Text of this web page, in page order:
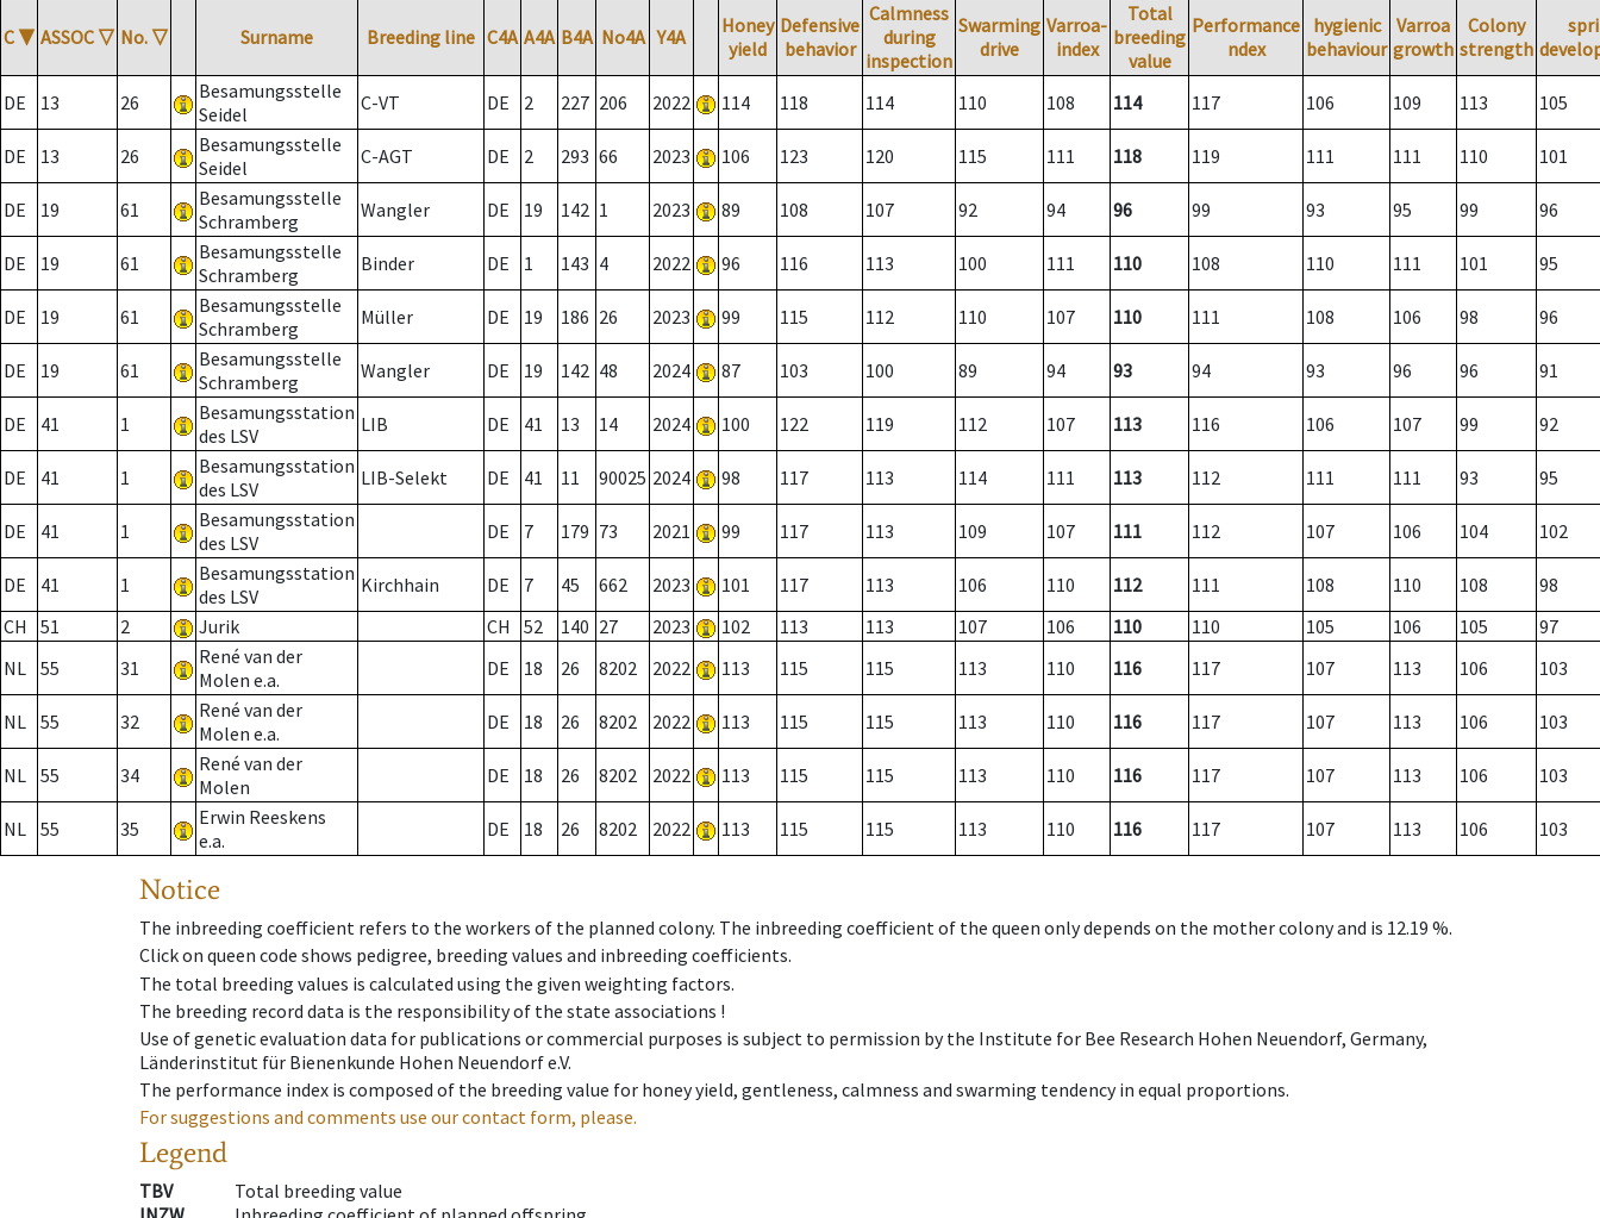
C ▼ ASSOC ▽ No. ▽ Surname Breeding line C4A A4A B4A No4A Y4A
Honey
yield
Defensive
behavior
Calmness
during
inspection
Swarming
drive
Varroa-
index
Total
breeding
value
Performance
ndex
hygienic
behaviour
Varroa
growth
Colony
strength
DE 13 26
Besamungsstelle
Seidel
C-VT DE 2 227 206 2022 114 118 114 110 108 114 117 106 109 113 105
DE 13 26
Besamungsstelle
Seidel
C-AGT DE 2 293 66 2023 106 123 120 115 111 118 119 111 111 110 101
DE 19 61
Besamungsstelle
Schramberg
Wangler DE 19 142 1 2023 89 108 107 92 94 96 99 93 95 99 96
DE 19 61
Besamungsstelle
Schramberg
Binder DE 1 143 4 2022 96 116 113 100 111 110 108 110 111 101 95
DE 19 61
Besamungsstelle
Schramberg
Müller DE 19 186 26 2023 99 115 112 110 107 110 111 108 106 98 96
DE 19 61
Besamungsstelle
Schramberg
Wangler DE 19 142 48 2024 87 103 100 89 94 93 94 93 96 96 91
DE 41 1
Besamungsstation
des LSV
LIB DE 41 13 14 2024 100 122 119 112 107 113 116 106 107 99 92
DE 41 1
Besamungsstation
des LSV
LIB-Selekt DE 41 11 90025 2024 98 117 113 114 111 113 112 111 111 93 95
DE 41 1
Besamungsstation
des LSV
DE 7 179 73 2021 99 117 113 109 107 111 112 107 106 104 102
DE 41 1
Besamungsstation
des LSV
Kirchhain DE 7 45 662 2023 101 117 113 106 110 112 111 108 110 108
98
CH
51 2 Jurik CH 52 140 27 2023 102 113 113 107 106 110 110 105 106 105
97
NL 55 31
René van der
Molen e.a.
DE 18 26 8202 2022 113 115 115 113 110 116 117 107 113 106 103
NL 55 32
René van der
Molen e.a.
DE 18 26 8202 2022 113 115 115 113 110 116 117 107 113 106 103
NL 55 34
René van der
Molen
DE 18 26 8202 2022 113 115 115 113 110 116 117 107 113 106 103
NL 55 35
Erwin Reeskens
e.a.
DE 18 26 8202 2022 113 115 115 113 110 116 117 107 113 106 103
Notice
The inbreeding coefficient refers to the workers of the planned colony. The inbreeding coefficient of the queen only depends on the mother colony and is 12.19 %.
Click on queen code shows pedigree, breeding values and inbreeding coefficients.
The total breeding values is calculated using the given weighting factors.
The breeding record data is the responsibility of the state associations !
Use of genetic evaluation data for publications or commercial purposes is subject to permission by the Institute for Bee Research Hohen Neuendorf, Germany,
Länderinstitut für Bienenkunde Hohen Neuendorf e.V.
The performance index is composed of the breeding value for honey yield, gentleness, calmness and swarming tendency in equal proportions.
For suggestions and comments use our contact form, please.
Legend
TBV
Total breeding value